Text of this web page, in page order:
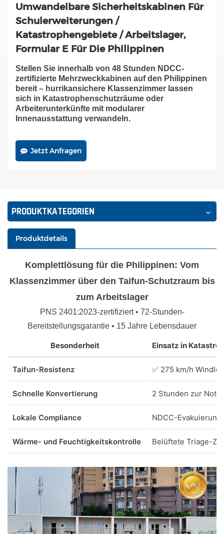
Umwandelbare Sicherheitskabinen Für
Schulerweiterungen /
Katastrophengebiete / Arbeitslager,
Formular E Für Die Philippinen
Stellen Sie innerhalb von 48 Stunden NDCC-
zertifizierte Mehrzweckkabinen auf den Philippinen
bereit – hurrikansichere Klassenzimmer lassen
sich in Katastrophenschutzräume oder
Arbeiterunterkünfte mit modularer
Innenausstattung verwandeln.
Jetzt Anfragen
PRODUKTKATEGORIEN
Produktdetails
Komplettlösung für die Philippinen: Vom
Klassenzimmer über den Taifun-Schutzraum bis
zum Arbeitslager
PNS 2401:2023-zertifiziert • 72-Stunden-
Bereitstellungsgarantie • 15 Jahre Lebensdauer
Besonderheit Einsatz in
Taifun-Resistenz ✅ 275 km/h
Schnelle Konvertierung 2 Stunden zur
Lokale Compliance NDCC-
Wärme- und Feuchtigkeitskontrolle Belüftete Triage-